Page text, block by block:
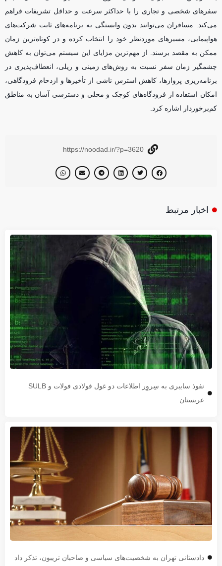
سفر‌های شخصی و تجاری را با حداکثر سرعت و حداقل تشریفات فراهم
می‌کند. مسافران می‌توانند بدون وابستگی به برنامه‌های ثابت شرکت‌های
هواپیمایی، مسیر‌های موردنظر خود را انتخاب کرده و در کوتاه‌ترین زمان
ممکن به مقصد برسند. از مهم‌ترین مزایای این سیستم می‌توان به کاهش
چشمگیر زمان سفر نسبت به روش‌های زمینی و ریلی، انعطاف‌پذیری در
برنامه‌ریزی پروازها، کاهش استرس ناشی از تأخیر‌ها و ازدحام فرودگاهی،
امکان استفاده از فرودگاه‌های کوچک و محلی و دسترسی آسان به مناطق
کم‌برخوردار اشاره کرد.
https://noodad.ir/?p=3620
اخبار مرتبط
نفوذ سایبری به سِروِر اطلاعات دو غول فولادی فولات و SULB
عربستان
دادستانی تهران به شخصیت‌های سیاسی و صاحبان تریبون، تذکر داد